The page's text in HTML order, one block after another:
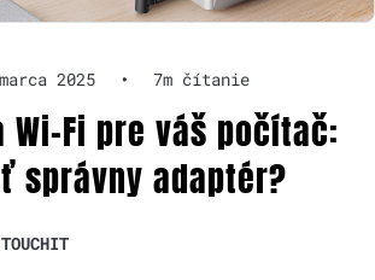
2025 • 7m čítanie
Wi-Fi pre váš počítač:
správny adaptér?